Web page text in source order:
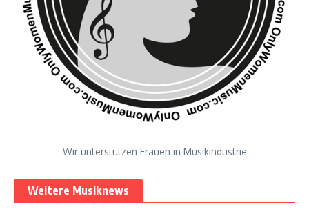
Wir unterstützen Frauen in Musikindustrie
Weitere Musiknews